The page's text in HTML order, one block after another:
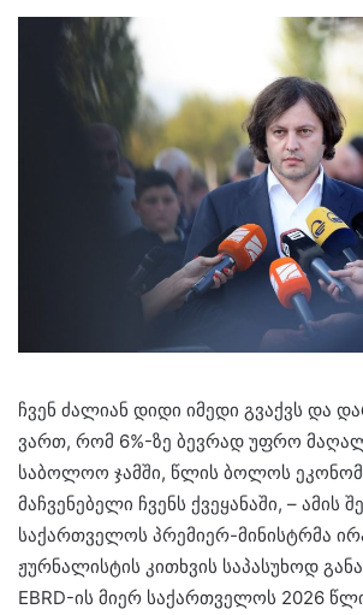
ჩვენ ძალიან დიდი იმედი გვაქვს და
ვართ, რომ 6%-ზე ბევრად უფრო
საბოლოო ჯამში, წლის ბოლოს
მაჩვენებელი ჩვენს ქვეყანაში, – ამის
საქართველოს პრემიერ-მინისტრმა
ჟურნალისტის კითხვის საპასუხოდ
EBRD-ის მიერ საქართველოს 2026